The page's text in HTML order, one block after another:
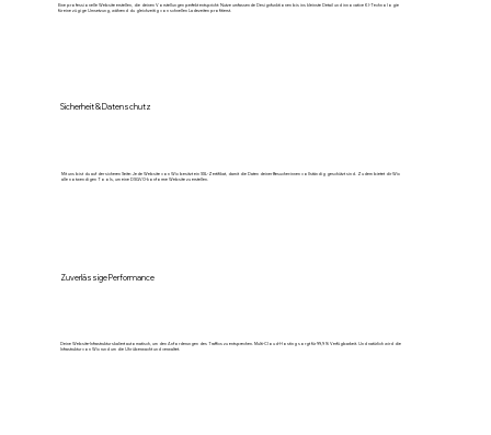
Eine professionelle Website erstellen, die deinen Vorstellungen perfekt entspricht: Nutze umfassende Designfunktionen bis ins kleinste Detail und innovative KI-Technologie
für eine zügige Umsetzung, während du gleichzeitig von schnellen Ladezeiten profitierst.
Sicherheit & Datenschutz
Mit uns bist du auf der sicheren Seite: Jede Website von Wix besitzt ein SSL-Zertifikat, damit die Daten deiner Besucher:innen vollständig geschützt sind. Zudem bietet dir Wix
alle notwendigen Tools, um eine DSGVO-konforme Website zu erstellen.
Zuverlässige Performance
Deine Website-Infrastruktur skaliert automatisch, um den Anforderungen des Traffics zu entsprechen. Multi-Cloud-Hosting sorgt für 99,9 % Verfügbarkeit. Und natürlich wird die
Infrastruktur von Wix rund um die Uhr überwacht und verwaltet.